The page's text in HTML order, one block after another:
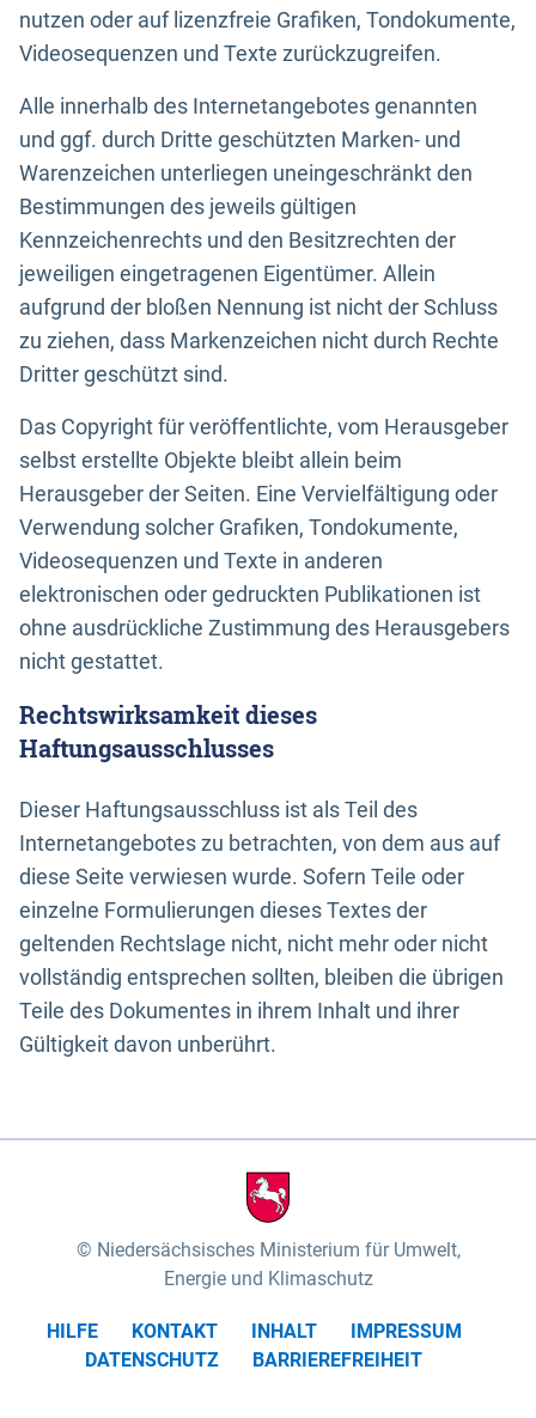
nutzen oder auf lizenzfreie Grafiken, Tondokumente,
Videosequenzen und Texte zurückzugreifen.
Alle innerhalb des Internetangebotes genannten
und ggf. durch Dritte geschützten Marken- und
Warenzeichen unterliegen uneingeschränkt den
Bestimmungen des jeweils gültigen
Kennzeichenrechts und den Besitzrechten der
jeweiligen eingetragenen Eigentümer. Allein
aufgrund der bloßen Nennung ist nicht der Schluss
zu ziehen, dass Markenzeichen nicht durch Rechte
Dritter geschützt sind.
Das Copyright für veröffentlichte, vom Herausgeber
selbst erstellte Objekte bleibt allein beim
Herausgeber der Seiten. Eine Vervielfältigung oder
Verwendung solcher Grafiken, Tondokumente,
Videosequenzen und Texte in anderen
elektronischen oder gedruckten Publikationen ist
ohne ausdrückliche Zustimmung des Herausgebers
nicht gestattet.
Rechtswirksamkeit dieses
Haftungsausschlusses
Dieser Haftungsausschluss ist als Teil des
Internetangebotes zu betrachten, von dem aus auf
diese Seite verwiesen wurde. Sofern Teile oder
einzelne Formulierungen dieses Textes der
geltenden Rechtslage nicht, nicht mehr oder nicht
vollständig entsprechen sollten, bleiben die übrigen
Teile des Dokumentes in ihrem Inhalt und ihrer
Gültigkeit davon unberührt.
Niedersächsisches Ministerium für Umwelt,
Energie und Klimaschutz
HILFE KONTAKT INHALT
IMPRESSUM
DATENSCHUTZ
BARRIEREFREIHEIT